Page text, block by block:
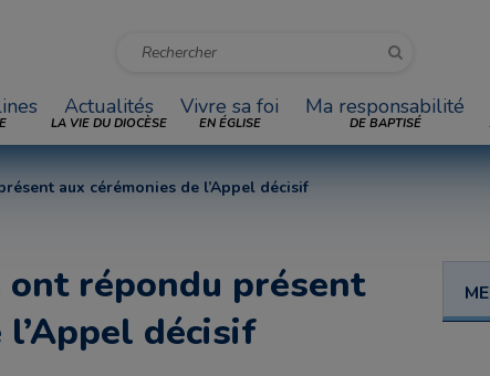
Actualités
LA VIE DU DIOCÈSE
Vivre sa foi
EN ÉGLISE
Ma responsabilité
DE BAPTISÉ
aux cérémonies de l’Appel décisif
ont répondu présent
décisif